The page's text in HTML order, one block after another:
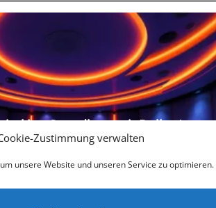
Zustimmung verwalten
unsere Website und unseren Service zu optimieren.
Soundbars mit Dolby Atmos